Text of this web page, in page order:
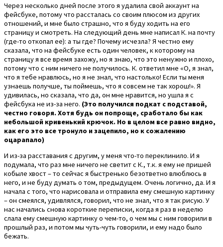
Через несколько дней после этого я удалила свой аккаунт на
фейсбуке, потому что рассталась со своим плюсом из других
отношений, и мне было страшно, что я буду ходить на его
страницу и смотреть. На следующий день мне написал К. на почту
(где-то откопал ее): а ты где? Почему исчезла? Я честно ему
сказала, что на фейсбуке есть один человек, к которому на
страницу я все время захожу, но я знаю, что это ненужно и плохо,
потому что с ним ничего не получилось. К. ответил мне «О, я знал,
что я тебе нравлюсь, но я не знал, что настолько! Если ты меня
узнаешь получше, ты поймешь, что я совсем не так хорош!». Я
удивилась, но сказала, что да, он мне нравится, но ушла я с
фейсбука не из-за него. (Это получился подкат с подставой,
честно говоря. Хотя будь он попроще, сработало бы как
небольшой кривенький крючок. Но в целом все равно видно,
как его это все тронуло и зацепило, но к сожалению
оцарапало)
И из-за расставания с другим, у меня что-то переклинило. И я
подумала, что раз мне ничего не светит с К., т.к. я ему не пришей
кобыле хвост – то сейчас я быстренько безответно влюблюсь в
него, и не буду думать о том, предыдущем. Очень логично, да. И я
начала с того, что нарисовала и отправила ему смешную картинку
– он смеялся, удивлялся, говорил, что не знал, что я так рисую. У
нас начались снова короткие переписки, когда я раз в неделю
слала ему смешную картинку о чем-то, о чем мы с ним говорили в
прошлый раз, и потом мы чуть-чуть говорили, и ему надо было
бежать.